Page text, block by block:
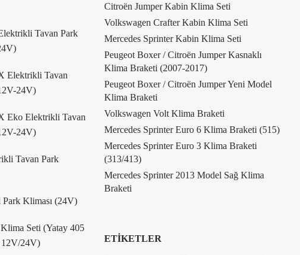
Tavan Park
Elektrikli Tavan
24V)
Eko Elektrikli Tavan
24V)
Tavan Park
Kliması (24V)
Seti (Yatay 405
12V/24V)
Citroën Jumper Kabin Klima Seti
Volkswagen Crafter Kabin Klima Seti
Mercedes Sprinter Kabin Klima Seti
Peugeot Boxer / Citroën Jumper Kasnaklı
Klima Braketi (2007-2017)
Peugeot Boxer / Citroën Jumper Yeni Model
Klima Braketi
Volkswagen Volt Klima Braketi
Mercedes Sprinter Euro 6 Klima Braketi (515)
Mercedes Sprinter Euro 3 Klima Braketi
(313/413)
Mercedes Sprinter 2013 Model Sağ Klima
Braketi
ETIKETLER